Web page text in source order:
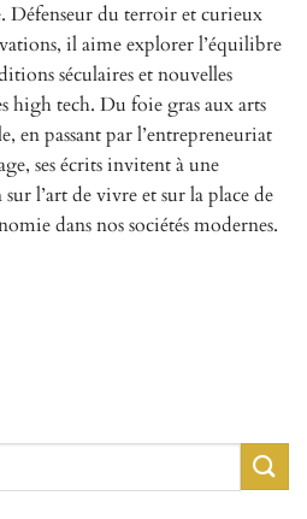
Défenseur du terroir et curieux
il aime explorer l’équilibre
séculaires et nouvelles
high tech. Du foie gras aux arts
en passant par l’entrepreneuriat
ses écrits invitent à une
l’art de vivre et sur la place de
dans nos sociétés modernes.